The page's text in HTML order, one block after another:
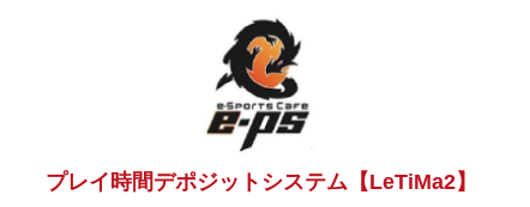
プレイ時間デポジットシステム【LeTiMa2】